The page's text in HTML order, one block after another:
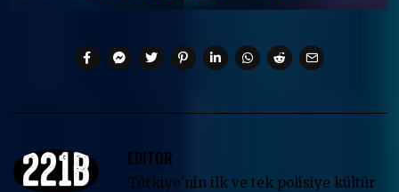
EDITOR
Türkiye'nin ilk ve tek polisiye kültür